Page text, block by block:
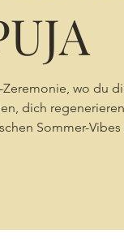
wo du
dich
Sommer-